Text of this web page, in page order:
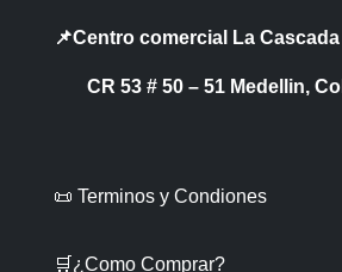
📌Centro comercial La
CR 53 # 50 – 51 Medellin,
📜 Terminos y Condiones
🛒¿Como Comprar?